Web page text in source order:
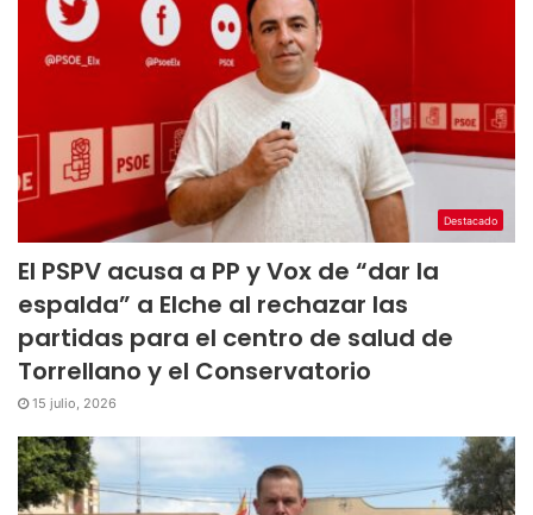
Destacado
El PSPV acusa a PP y Vox de “dar la
espalda” a Elche al rechazar las
partidas para el centro de salud de
Torrellano y el Conservatorio
15 julio, 2026